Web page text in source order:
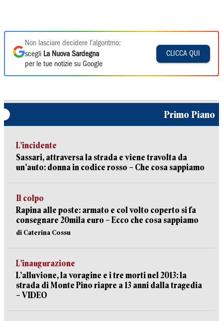
Non lasciare decidere l'algoritmo:
scegli La Nuova Sardegna
per le tue notizie su Google
CLICCA QUI
Primo Piano
L’incidente
Sassari, attraversa la strada e viene travolta da
un’auto: donna in codice rosso – Che cosa sappiamo
Il colpo
Rapina alle poste: armato e col volto coperto si fa
consegnare 20mila euro – Ecco che cosa sappiamo
di Caterina Cossu
L’inaugurazione
L’alluvione, la voragine e i tre morti nel 2013: la
strada di Monte Pino riapre a 13 anni dalla tragedia
– VIDEO